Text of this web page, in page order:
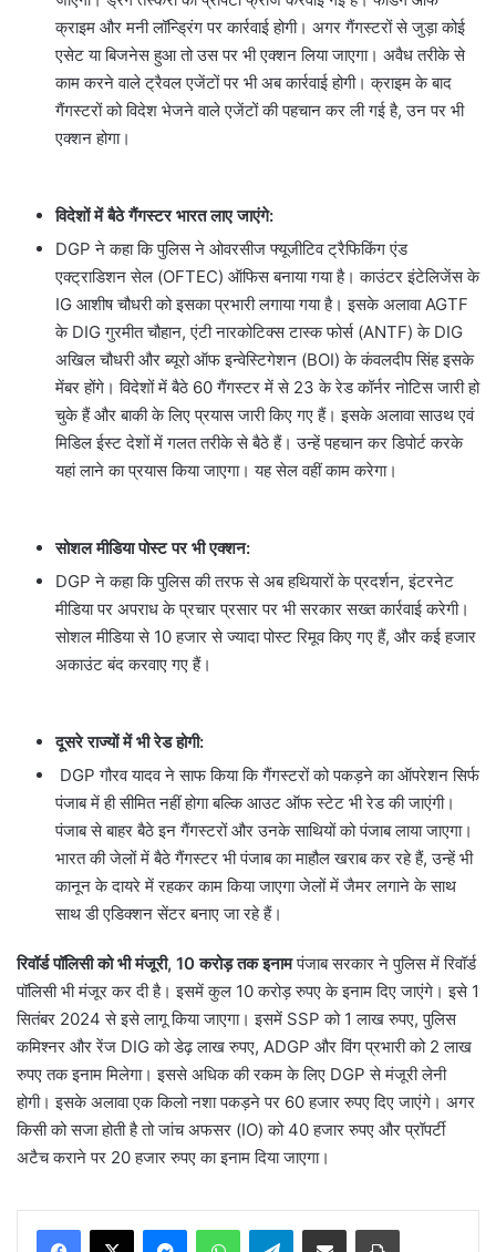
क्राइम और मनी लॉन्ड्रिंग पर कार्रवाई होगी। अगर गैंगस्टरों से जुड़ा कोई
एसेट या बिजनेस हुआ तो उस पर भी एक्शन लिया जाएगा। अवैध तरीके से
काम करने वाले ट्रैवल एजेंटों पर भी अब कार्रवाई होगी। क्राइम के बाद
गैंगस्टरों को विदेश भेजने वाले एजेंटों की पहचान कर ली गई है, उन पर भी
एक्शन होगा।
विदेशों में बैठे गैंगस्टर भारत लाए जाएंगे:
DGP ने कहा कि पुलिस ने ओवरसीज फ्यूजीटिव ट्रैफिकिंग एंड
एक्ट्राडिशन सेल (OFTEC) ऑफिस बनाया गया है। काउंटर इंटेलिजेंस के
IG आशीष चौधरी को इसका प्रभारी लगाया गया है। इसके अलावा AGTF
के DIG गुरमीत चौहान, एंटी नारकोटिक्स टास्क फोर्स (ANTF) के DIG
अखिल चौधरी और ब्यूरो ऑफ इन्वेस्टिगेशन (BOI) के कंवलदीप सिंह इसके
मेंबर होंगे। विदेशों में बैठे 60 गैंगस्टर में से 23 के रेड कॉर्नर नोटिस जारी हो
चुके हैं और बाकी के लिए प्रयास जारी किए गए हैं। इसके अलावा साउथ एवं
मिडिल ईस्ट देशों में गलत तरीके से बैठे हैं। उन्हें पहचान कर डिपोर्ट करके
यहां लाने का प्रयास किया जाएगा। यह सेल वहीं काम करेगा।
सोशल मीडिया पोस्ट पर भी एक्शन:
DGP ने कहा कि पुलिस की तरफ से अब हथियारों के प्रदर्शन, इंटरनेट
मीडिया पर अपराध के प्रचार प्रसार पर भी सरकार सख्त कार्रवाई करेगी।
सोशल मीडिया से 10 हजार से ज्यादा पोस्ट रिमूव किए गए हैं, और कई हजार
अकाउंट बंद करवाए गए हैं।
दूसरे राज्यों में भी रेड होगी:
DGP गौरव यादव ने साफ किया कि गैंगस्टरों को पकड़ने का ऑपरेशन सिर्फ
पंजाब में ही सीमित नहीं होगा बल्कि आउट ऑफ स्टेट भी रेड की जाएंगी।
पंजाब से बाहर बैठे इन गैंगस्टरों और उनके साथियों को पंजाब लाया जाएगा।
भारत की जेलों में बैठे गैंगस्टर भी पंजाब का माहौल खराब कर रहे हैं, उन्हें भी
कानून के दायरे में रहकर काम किया जाएगा जेलों में जैमर लगाने के साथ
साथ डी एडिक्शन सेंटर बनाए जा रहे हैं।
रिवॉर्ड पॉलिसी को भी मंजूरी, 10 करोड़ तक इनामपंजाब सरकार ने पुलिस में रिवॉर्ड
पॉलिसी भी मंजूर कर दी है। इसमें कुल 10 करोड़ रुपए के इनाम दिए जाएंगे। इसे 1
सितंबर 2024 से इसे लागू किया जाएगा। इसमें SSP को 1 लाख रुपए, पुलिस
कमिश्नर और रेंज DIG को डेढ़ लाख रुपए, ADGP और विंग प्रभारी को 2 लाख
रुपए तक इनाम मिलेगा। इससे अधिक की रकम के लिए DGP से मंजूरी लेनी
होगी। इसके अलावा एक किलो नशा पकड़ने पर 60 हजार रुपए दिए जाएंगे। अगर
किसी को सजा होती है तो जांच अफसर (IO) को 40 हजार रुपए और प्रॉपर्टी
अटैच कराने पर 20 हजार रुपए का इनाम दिया जाएगा।
MessengerWhatsAppTelegramShare via Email Print